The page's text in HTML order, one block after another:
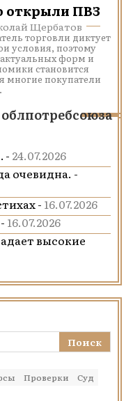
открыли ПВЗ
Щербатов
торговли диктует
условия, поэтому
форм и
становится
многие покупатели
- 24.07.2026
очевидна. -
- 16.07.2026
16.07.2026
высокие
Поиск
Проверки
Суд